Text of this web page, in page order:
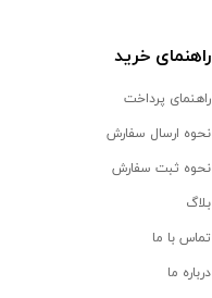
راهنمای خرید
راهنمای پرداخت
نحوه ارسال سفارش
نحوه ثبت سفارش
بلاگ
تماس با ما
درباره ما